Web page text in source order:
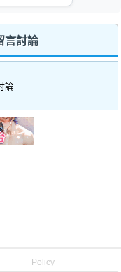
言討論
論
Policy